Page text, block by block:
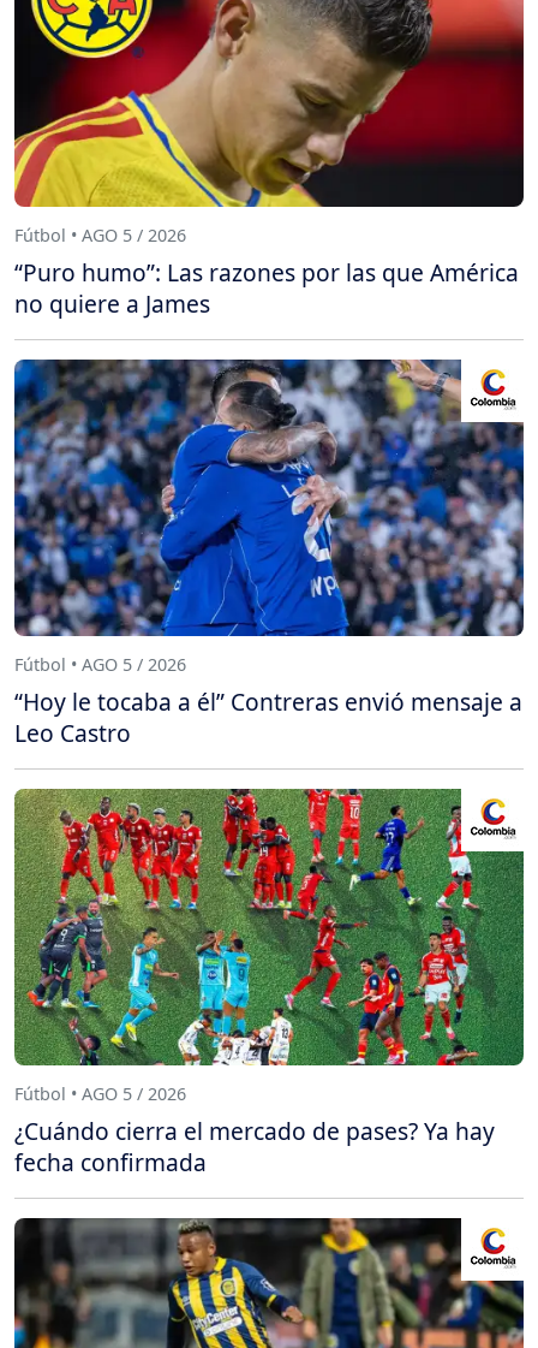
Fútbol • AGO 5 / 2026
“Puro humo”: Las razones por las que América
no quiere a James
Fútbol • AGO 5 / 2026
“Hoy le tocaba a él” Contreras envió mensaje a
Leo Castro
Fútbol • AGO 5 / 2026
¿Cuándo cierra el mercado de pases? Ya hay
fecha confirmada